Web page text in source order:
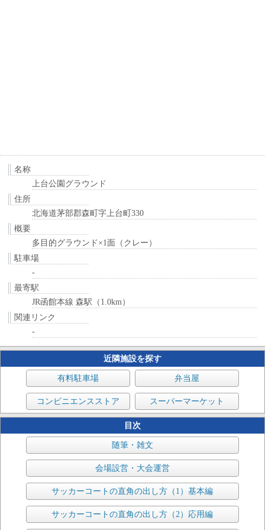
名称
上台公園グラウンド
住所
北海道茅部郡森町字上台町330
概要
多目的グラウンド×1面（クレー）
駐車場
-
最寄駅
JR函館本線 森駅（1.0km）
関連リンク
-
近隣施設を探す
有料駐車場 弁当屋
コンビニエンスストア スーパーマーケット
目次
随筆・雑文
会場設営・大会運営
サッカーコートの直角の出し方（1）基本編
サッカーコートの直角の出し方（2）応用編